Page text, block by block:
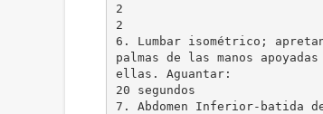
2
2
6. Lumbar isométrico;
palmas de las manos
ellas. Aguantar:
20 segundos
7. Abdomen Inferior-batida